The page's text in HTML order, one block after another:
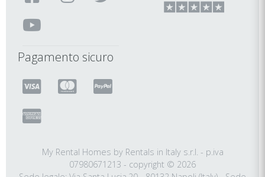
Pagamento sicuro
My Rental Homes by Rentals in Italy s.r.l. - p.iva
07980671213 - copyright © 2026